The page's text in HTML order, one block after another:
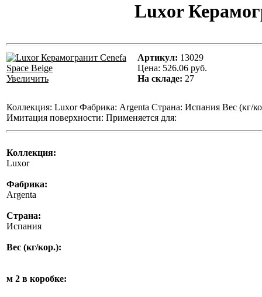
Luxor
Увеличить
Артикул: 13029
Цена: 526.06 руб.
На складе: 27
Коллекция: Luxor Фабрика: Argenta Страна: Испания Вес (кг/
Имитация поверхности: Применяется для:
Коллекция:
Luxor
Фабрика:
Argenta
Страна:
Испания
Вес (кг/кор.):
м 2 в коробке: